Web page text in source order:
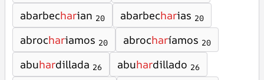
abarbecharian 20 abarbecharias 20
abrochariamos 20 abrocharíamos 20
abuhardillada 26 abuhardillado 26